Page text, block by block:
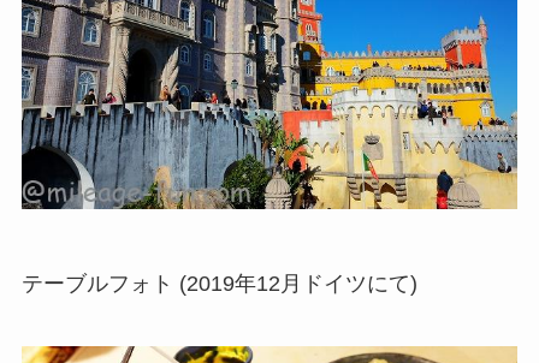
テーブルフォト (2019年12月ドイツにて)